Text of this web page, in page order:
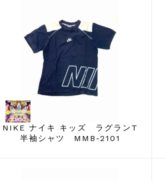
NIKE ナイキ キッズ ラグランT
半袖シャツ MMB-2101